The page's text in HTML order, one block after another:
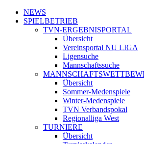
NEWS
SPIELBETRIEB
TVN-ERGEBNISPORTAL
Übersicht
Vereinsportal NU LIGA
Ligensuche
Mannschaftssuche
Übersicht
Sommer-Medenspiele
Winter-Medenspiele
TVN Verbandspokal
Regionalliga West
TURNIERE
Übersicht